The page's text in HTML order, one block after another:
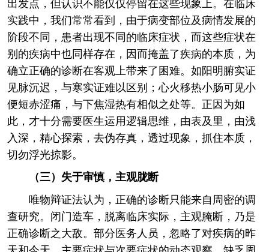
实践中，我们常常看到，由于病变部位及病情发展的
阶段不同，患者出现不同的临床症状，而这些症状在
别的疾病中也同样存在，因而掩盖了疾病的本质，为
确立正确的诊断在客观上带来了困难。如阳明腑实证
见脉沉迟，与寒实证难以区别；心火移热小肠可见小
便短赤涩痛，与下焦湿热有相似之处等。正因为如
此，才十分需要医生运用逻辑思维，由表及里，由浅
入深，精心探索，去伪存真，透过现象，抓住本质，
切勿浮光掠影。
（三）失于审慎，主观胧断
唯物辩证法认为，正确的诊断只能来自周密的调
查研究。闭门造车，脱离临床实际，主观腌断，乃是
正确诊断之大敌。部分医务人员，忽略了对疾病的昨